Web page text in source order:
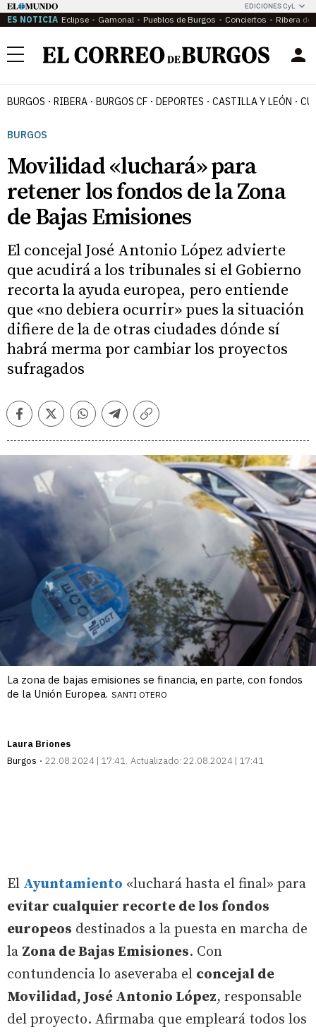
EDICIONES CyL
ES NOTICIA Eclipse Gamonal Pueblos de Burgos Conciertos Ribera del
Menú
BURGOS RIBERA BURGOS CF DEPORTES CASTILLA Y LEÓN
BURGOS
Movilidad «luchará» para
retener los fondos de la Zona
de Bajas Emisiones
El concejal José Antonio López advierte
que acudirá a los tribunales si el Gobierno
recorta la ayuda europea, pero entiende
que «no debiera ocurrir» pues la situación
difiere de la de otras ciudades dónde sí
habrá merma por cambiar los proyectos
sufragados
FacebookTwitterWhatsappTelegramCopiar
La zona de bajas emisiones se financia, en parte, con fondos
de la Unión Europea. SANTI OTERO
Laura Briones
Burgos
22.08.2024 | 17:41 Actualizado: 22.08.2024 | 17:41
El Ayuntamiento «luchará hasta el final» para
evitar cualquier recorte de los fondos
europeos destinados a la puesta en marcha de
la Zona de Bajas Emisiones. Con
contundencia lo aseveraba el concejal de
Movilidad, José Antonio López, responsable
del proyecto. Afirmaba que empleará todos los